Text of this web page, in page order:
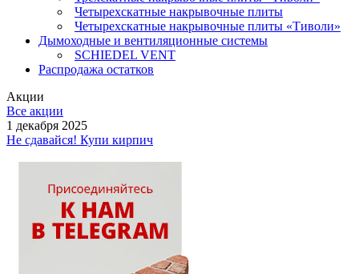
Четырехскатные накрывочные плиты
Четырехскатные накрывочные плиты «Тиволи»
Дымоходные и вентиляционные системы
SCHIEDEL VENT
Распродажа остатков
Акции
Все акции
1 декабря 2025
Не сдавайся! Купи кирпич